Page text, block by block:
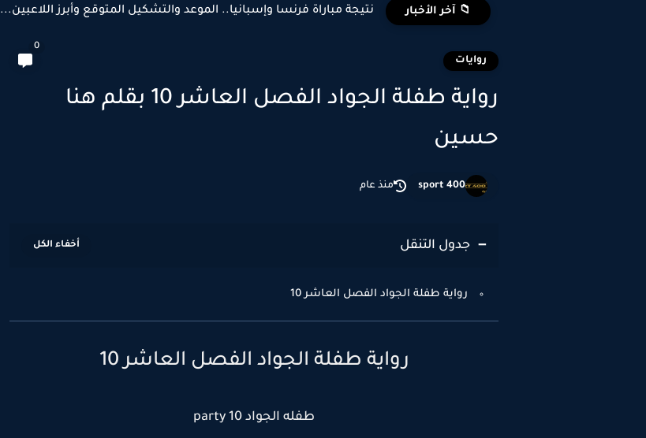
📁 آخر الأخبار نتيجة مباراة فرنسا وإسبانيا.. الموعد والتشكيل المتوقع وأبرز اللاعبين...
روايات
0
رواية طفلة الجواد الفصل العاشر 10 بقلم هنا
حسين
sport 400 منذ عام
جدول التنقل
رواية طفلة الجواد الفصل العاشر 10
رواية طفلة الجواد الفصل العاشر 10
طفله الجواد party 10